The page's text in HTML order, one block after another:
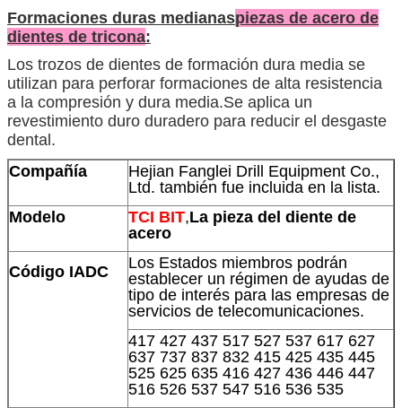
Formaciones duras medianaspiezas de acero de
dientes de tricona:
Los trozos de dientes de formación dura media se
utilizan para perforar formaciones de alta resistencia
a la compresión y dura media.Se aplica un
revestimiento duro duradero para reducir el desgaste
dental.
Compañía
Hejian Fanglei Drill Equipment Co.,
Ltd. también fue incluida en la lista.
Modelo
TCI BIT,La pieza del diente de
acero
Código IADC
Los Estados miembros podrán
establecer un régimen de ayudas de
tipo de interés para las empresas de
servicios de telecomunicaciones.
417 427 437 517 527 537 617 627
637 737 837 832 415 425 435 445
525 625 635 416 427 436 446 447
516 526 537 547 516 536 535